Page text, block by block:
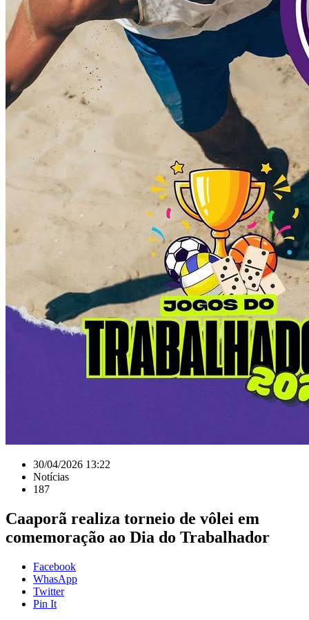
30/04/2026 13:22
Notícias
187
Caaporã realiza torneio de vôlei em
comemoração ao Dia do Trabalhador
Facebook
WhasApp
Twitter
Pin It